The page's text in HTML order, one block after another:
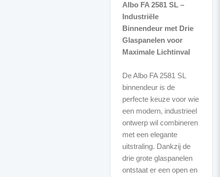
Albo FA 2581 SL –
Industriële
Binnendeur met Drie
Glaspanelen voor
Maximale Lichtinval
De Albo FA 2581 SL
binnendeur is de
perfecte keuze voor wie
een modern, industrieel
ontwerp wil combineren
met een elegante
uitstraling. Dankzij de
drie grote glaspanelen
ontstaat er een open en